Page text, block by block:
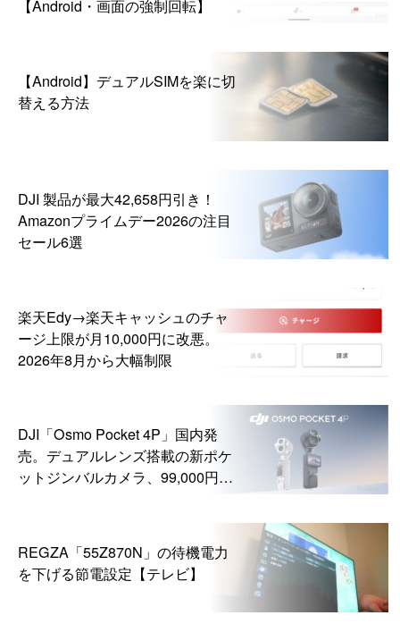
【Android・画面の強制回転】
【Android】デュアルSIMを楽に切
替える方法
DJI 製品が最大42,658円引き！
Amazonプライムデー2026の注目
セール6選
楽天Edy→楽天キャッシュのチャ
ージ上限が月10,000円に改悪。
2026年8月から大幅制限
DJI「Osmo Pocket 4P」国内発
売。デュアルレンズ搭載の新ポケ
ットジンバルカメラ、99,000円か
REGZA「55Z870N」の待機電力
を下げる節電設定【テレビ】